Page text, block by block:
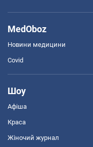
MedOboz
Новини медицини
Covid
Шоу
Афіша
Краса
Жіночий журнал